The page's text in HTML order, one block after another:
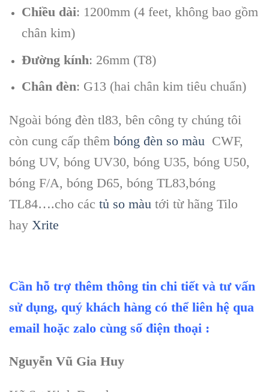
Chiều dài: 1200mm (4 feet, không bao gồm
chân kim)
Đường kính: 26mm (T8)
Chân đèn: G13 (hai chân kim tiêu chuẩn)
Ngoài bóng đèn tl83, bên công ty chúng tôi
còn cung cấp thêm bóng đèn so màu CWF,
bóng UV, bóng UV30, bóng U35, bóng U50,
bóng F/A, bóng D65, bóng TL83,bóng
TL84….cho các tủ so màu tới từ hãng Tilo
hay Xrite
Cần hỗ trợ thêm thông tin chi tiết và tư vấn
sử dụng, quý khách hàng có thể liên hệ qua
email hoặc zalo cùng số điện thoại :
Nguyễn Vũ Gia Huy